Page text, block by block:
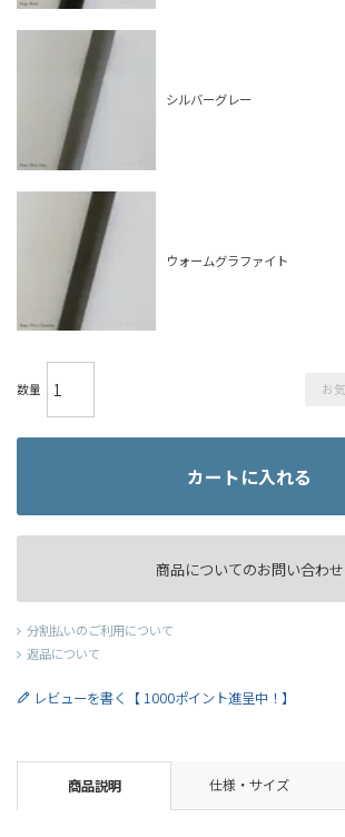
シルバーグレー
ウォームグラファイト
お
カートに入れる
商品についてのお問い合わせ
分割払いのご利用について
返品について
レビューを書く【 1000ポイント進呈中！】
商品説明 仕様・サイズ